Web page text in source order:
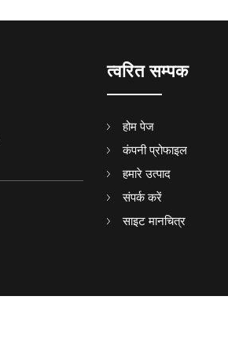
त्वरित सम्पक
होम पेज
कंपनी प्रोफाइल
हमारे उत्पाद
संपर्क करें
साइट मानचित्र